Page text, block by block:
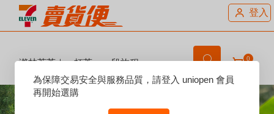
登入
瀞林茗茶｜一杯茶，一段旅程 0
Reset
Focus
為保障交易安全與服務品質，請登入 uniopen 會員
再開始選購